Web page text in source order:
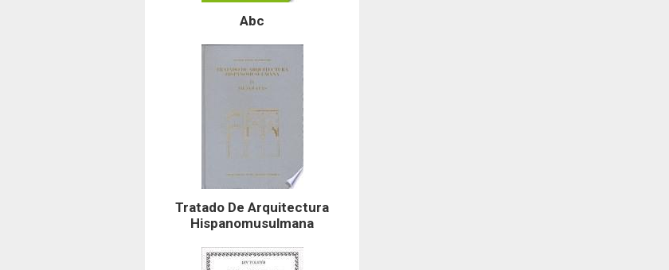
Abc
Tratado De Arquitectura
Hispanomusulmana